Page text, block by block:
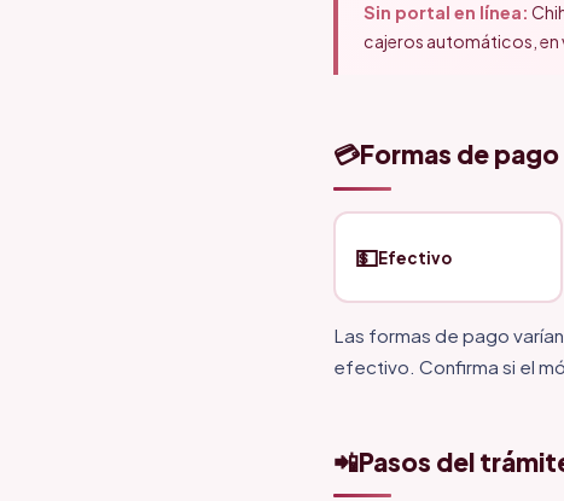
Sin portal en línea:
cajeros automáticos, en
💳Formas de pago
💵Efectivo
Las formas de pago
efectivo. Confirma si el
📲Pasos del